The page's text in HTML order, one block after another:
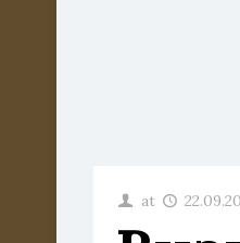
at